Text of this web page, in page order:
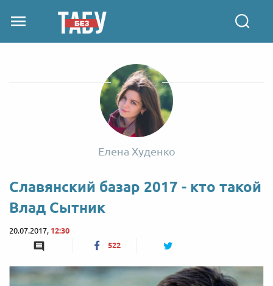
Елена Худенко
Славянский базар 2017 - кто такой
Влад Сытник
20.07.2017, 12:30
522